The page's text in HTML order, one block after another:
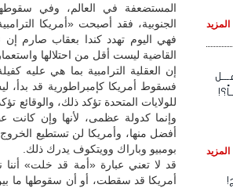
المستضعفة في العالم، وفي سقوطها
الجنوبية، فقد أصبحت «أمريكا
فهي اليوم تهدد كندا بعقاب صارم إن
القاضية ليست أقل من احتلالها
إن العقلية الترامبية بما هي عليه
للولايات المتحدة تؤكد ذلك،
وإنما كدولة عظمى، لأنها وإن كانت
أفضل منها، وأمريكا لن تستطيع الخروج
بومبيو وباراك وويتكوف يدرك ذلك.
قد لا تعني عبارة «أمة قد خلت» أننا
أمريكا قد سقطت، أو أن سقوطها ما بين
المزيد
المزيد